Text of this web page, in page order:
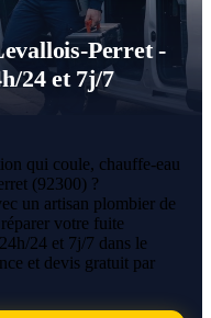
Perret -
24 et 7j/7
qui coule, chauffe-eau
(92300) ?
un artisan plombier de
votre fuite
24 et 7j/7 dans le
et devis gratuit par